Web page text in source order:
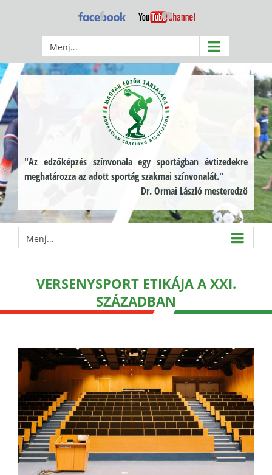
Facebook YouTube
Menj...
"Az edzőképzés színvonala egy sportágban évtizedekre
meghatározza az adott sportág szakmai színvonalát."
Dr. Ormai László mesteredző
Menj...
VERSENYSPORT ETIKÁJA A XXI.
SZÁZADBAN